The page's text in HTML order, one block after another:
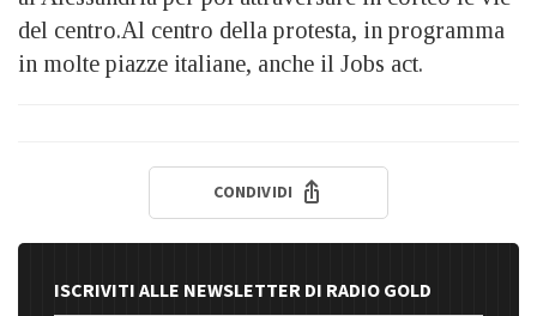
del centro.Al centro della protesta, in programma
in molte piazze italiane, anche il Jobs act.
CONDIVIDI
ISCRIVITI ALLE NEWSLETTER DI RADIO GOLD